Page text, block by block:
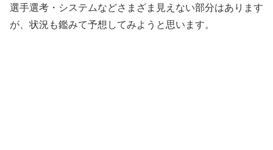
選手選考・システムなどさまざま見えない部分はあります
が、状況も鑑みて予想してみようと思います。